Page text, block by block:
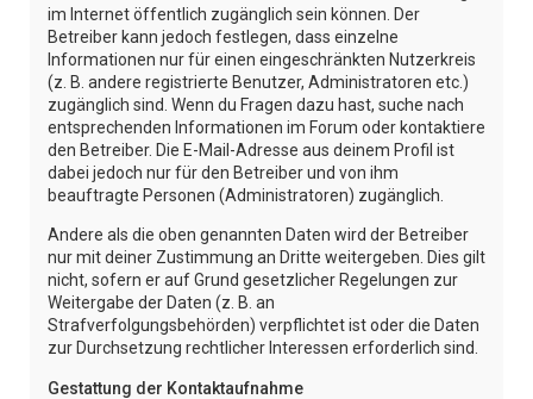
im Internet öffentlich zugänglich sein können. Der
Betreiber kann jedoch festlegen, dass einzelne
Informationen nur für einen eingeschränkten Nutzerkreis
(z. B. andere registrierte Benutzer, Administratoren etc.)
zugänglich sind. Wenn du Fragen dazu hast, suche nach
entsprechenden Informationen im Forum oder kontaktiere
den Betreiber. Die E-Mail-Adresse aus deinem Profil ist
dabei jedoch nur für den Betreiber und von ihm
beauftragte Personen (Administratoren) zugänglich.
Andere als die oben genannten Daten wird der Betreiber
nur mit deiner Zustimmung an Dritte weitergeben. Dies gilt
nicht, sofern er auf Grund gesetzlicher Regelungen zur
Weitergabe der Daten (z. B. an
Strafverfolgungsbehörden) verpflichtet ist oder die Daten
zur Durchsetzung rechtlicher Interessen erforderlich sind.
Gestattung der Kontaktaufnahme